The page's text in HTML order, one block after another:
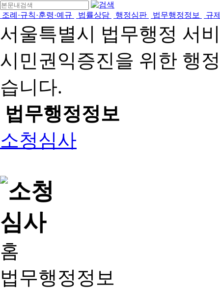
조례·규칙·훈령·예규 법률상담 행정심판 법무행정정보 규
서울특별시 법무행정 서
시민권익증진을 위한 행
습니다.
법무행정정보
소청심사
홈
법무행정정보